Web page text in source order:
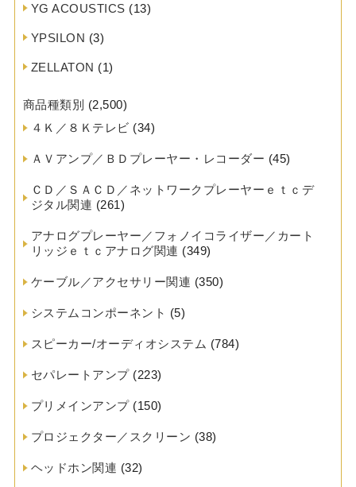
YG ACOUSTICS (13)
YPSILON (3)
ZELLATON (1)
商品種類別 (2,500)
４Ｋ／８Ｋテレビ (34)
ＡＶアンプ／ＢＤプレーヤー・レコーダー (45)
ＣＤ／ＳＡＣＤ／ネットワークプレーヤーｅｔｃデ
ジタル関連 (261)
アナログプレーヤー／フォノイコライザー／カート
リッジｅｔｃアナログ関連 (349)
ケーブル／アクセサリー関連 (350)
システムコンポーネント (5)
スピーカー/オーディオシステム (784)
セパレートアンプ(223)
プリメインアンプ(150)
プロジェクター／スクリーン (38)
ヘッドホン関連 (32)